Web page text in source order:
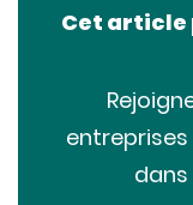
Cet article
dans